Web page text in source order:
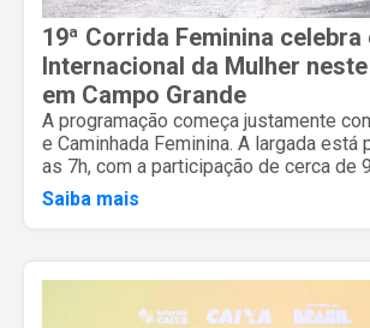
19ª Corrida Feminina celebra
Internacional da Mulher
em Campo Grande
A programação começa justamente
e Caminhada Feminina. A largada está
as 7h, com a participação de cerca de
Saiba mais